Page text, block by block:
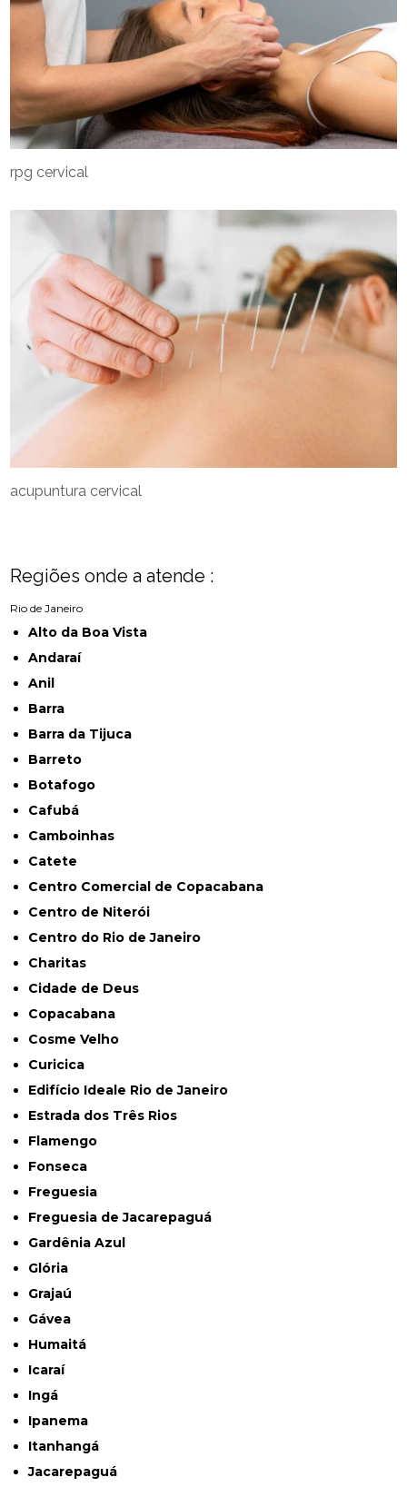
acupuntura cervical
rpg cervical
Regiões onde a atende :
Rio de Janeiro
Alto da Boa Vista
Andaraí
Anil
Barra
Barra da Tijuca
Barreto
Botafogo
Cafubá
Camboinhas
Catete
Centro Comercial de Copacabana
Centro de Niterói
Centro do Rio de Janeiro
Charitas
Cidade de Deus
Copacabana
Cosme Velho
Curicica
Edifício Ideale Rio de Janeiro
Estrada dos Três Rios
Flamengo
Fonseca
Freguesia
Freguesia de Jacarepaguá
Gardênia Azul
Glória
Grajaú
Gávea
Humaitá
Icaraí
Ingá
Ipanema
Itanhangá
Jacarepaguá